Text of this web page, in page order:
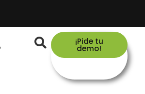
¡Pide tu
demo!